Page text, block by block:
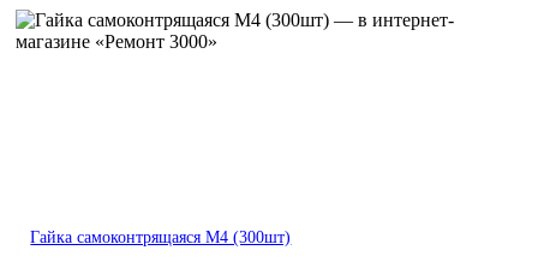
Гайка самоконтрящаяся M4 (300шт)